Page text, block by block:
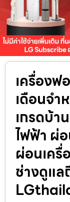
เครื่องฟ
เดือนจำ
เกรดบ้า
ไฟฟ้า ผ่
ผ่อนเครื่
ช่างดูแ